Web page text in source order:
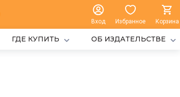
Вход Избранное Корзина
ГДЕ КУПИТЬ ОБ ИЗДАТЕЛЬСТВЕ